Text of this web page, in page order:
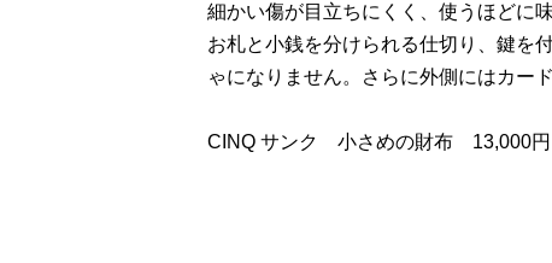
細かい傷が目立ちにくく、使うほどに
お札と小銭を分けられる仕切り、鍵を
ゃになりません。さらに外側にはカー
CINQ サンク 小さめの財布 13,000円